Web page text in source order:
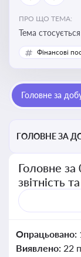
ПРО ЩО ТЕМА:
Тема
складання
національних і
Фінансові
Головне за
ГОЛОВНЕ ЗА
Головне
звітність
Опрацьовано:
Виявлено: 22